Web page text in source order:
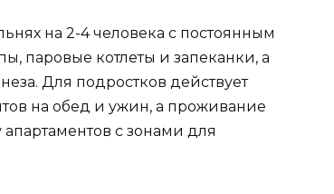
на 2-4 человека с постоянным
паровые котлеты и запеканки, а
Для подростков действует
на обед и ужин, а проживание
с зонами для